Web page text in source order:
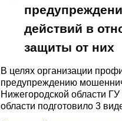
действий в
защиты от них
В целях организации
предупреждению
Нижегородской области
области подготовило 3